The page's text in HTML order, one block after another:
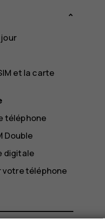
et la carte
téléphone
Double
digitale
votre téléphone